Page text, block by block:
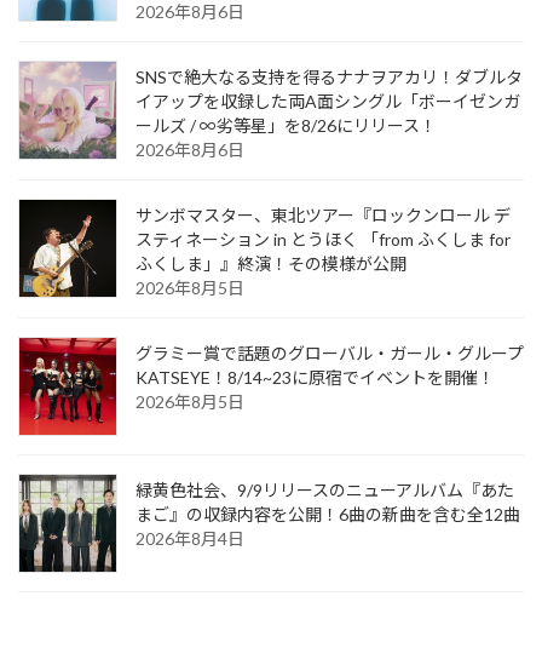
2026年8月6日
SNSで絶大なる支持を得るナナヲアカリ！ダブルタ
イアップを収録した両A面シングル「ボーイゼンガ
ールズ / ∞劣等星」を8/26にリリース！
2026年8月6日
サンボマスター、東北ツアー『ロックンロール デ
スティネーション in とうほく 「from ふくしま for
ふくしま」』終演！その模様が公開
2026年8月5日
グラミー賞で話題のグローバル・ガール・グループ
KATSEYE！8/14~23に原宿でイベントを開催！
2026年8月5日
緑黄色社会、9/9リリースのニューアルバム『あた
まご』の収録内容を公開！6曲の新曲を含む全12曲
2026年8月4日